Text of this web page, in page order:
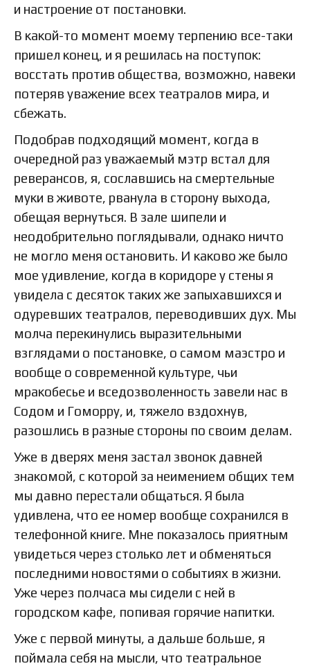
и настроение от постановки.
В какой-то момент моему терпению все-таки
пришел конец, и я решилась на поступок:
восстать против общества, возможно, навеки
потеряв уважение всех театралов мира, и
сбежать.
Подобрав подходящий момент, когда в
очередной раз уважаемый мэтр встал для
реверансов, я, сославшись на смертельные
муки в животе, рванула в сторону выхода,
обещая вернуться. В зале шипели и
неодобрительно поглядывали, однако ничто
не могло меня остановить. И каково же было
мое удивление, когда в коридоре у стены я
увидела с десяток таких же запыхавшихся и
одуревших театралов, переводивших дух. Мы
молча перекинулись выразительными
взглядами о постановке, о самом маэстро и
вообще о современной культуре, чьи
мракобесье и вседозволенность завели нас в
Содом и Гоморру, и, тяжело вздохнув,
разошлись в разные стороны по своим делам.
Уже в дверях меня застал звонок давней
знакомой, с которой за неимением общих тем
мы давно перестали общаться. Я была
удивлена, что ее номер вообще сохранился в
телефонной книге. Мне показалось приятным
увидеться через столько лет и обменяться
последними новостями о событиях в жизни.
Уже через полчаса мы сидели с ней в
городском кафе, попивая горячие напитки.
Уже с первой минуты, а дальше больше, я
поймала себя на мысли, что театральное